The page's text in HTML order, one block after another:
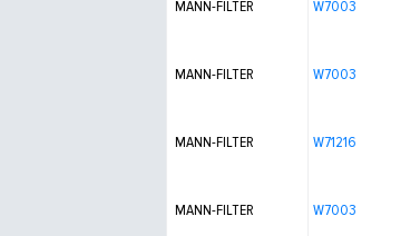
MANN-FILTER W7003
MANN-FILTER W7003
MANN-FILTER W71216
MANN-FILTER W7003